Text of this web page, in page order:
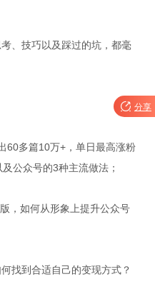
、技巧以及踩过的坑，都毫
60多篇10万+，单日最高涨粉
公众号的3种主流做法；
，如何从形象上提升公众号
找到合适自己的变现方式？
 分享